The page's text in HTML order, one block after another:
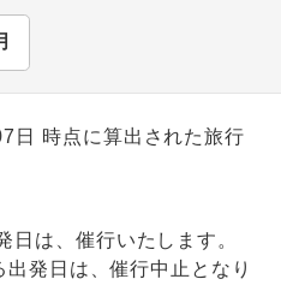
日 時点に算出された旅行
日は、催行いたします。
出発日は、催行中止となり